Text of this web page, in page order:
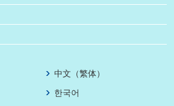
中文（繁体）
한국어